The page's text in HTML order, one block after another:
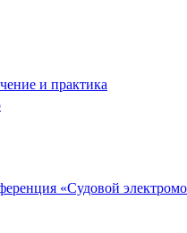
и практика
«Судовой